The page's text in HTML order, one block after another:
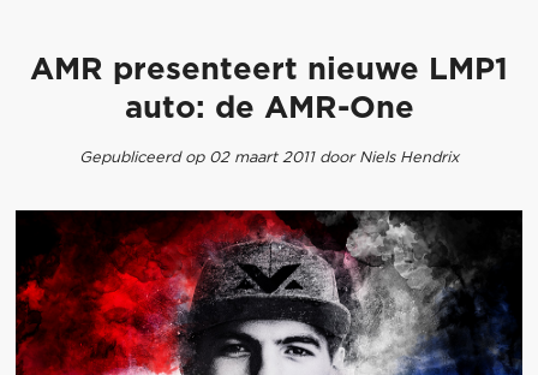
AMR presenteert nieuwe LMP1
auto: de AMR-One
Gepubliceerd op 02 maart 2011 door Niels Hendrix